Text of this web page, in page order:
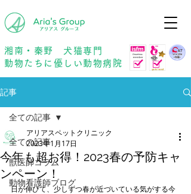
湘南・秦野 犬猫専門
動物たちに優しい動物病院
記事
全ての記事
獣医師コラム
動物看護師ブログ
全ての記事
今年も超お得！2023春の予防キャ
ンペーン！
アリアスペットクリニック
2023年1月17日
日が伸びて、少しずつ春が近づいている気がする今